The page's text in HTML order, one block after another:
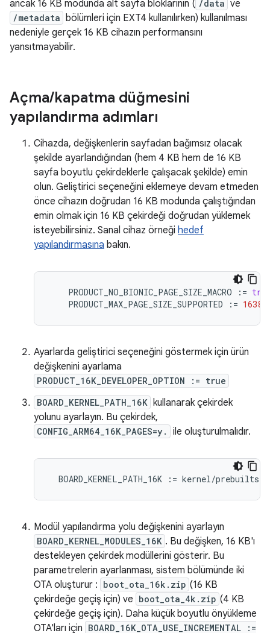
ancak 16 KB modunda alt sayfa bloklarının ( /data ve
/metadata bölümleri için EXT4 kullanılırken) kullanılması
nedeniyle gerçek 16 KB cihazın performansını
yansıtmayabilir.
Açma/kapatma düğmesini
yapılandırma adımları
Cihazda, değişkenlerin sayfadan bağımsız olacak
şekilde ayarlandığından (hem 4 KB hem de 16 KB
sayfa boyutlu çekirdeklerle çalışacak şekilde) emin
olun. Geliştirici seçeneğini eklemeye devam etmeden
önce cihazın doğrudan 16 KB modunda çalıştığından
emin olmak için 16 KB çekirdeği doğrudan yüklemek
isteyebilirsiniz. Sanal cihaz örneği hedef
yapılandırmasına bakın.
PRODUCT_NO_BIONIC_PAGE_SIZE_MACRO : =
PRODUCT_MAX_PAGE_SIZE_SUPPORTED
: = 16384
Ayarlarda geliştirici seçeneğini göstermek için ürün
değişkenini ayarlama
PRODUCT_16K_DEVELOPER_OPTION := true
BOARD_KERNEL_PATH_16K kullanarak çekirdek
yolunu ayarlayın. Bu çekirdek,
CONFIG_ARM64_16K_PAGES=y. ile oluşturulmalıdır.
BOARD_KERNEL_PATH_16K : = kernel/prebuilts/
Modül yapılandırma yolu değişkenini ayarlayın
BOARD_KERNEL_MODULES_16K . Bu değişken, 16 KB'ı
destekleyen çekirdek modüllerini gösterir. Bu
parametrelerin ayarlanması, sistem bölümünde iki
OTA oluşturur : boot_ota_16k.zip (16 KB
çekirdeğe geçiş için) ve boot_ota_4k.zip (4 KB
çekirdeğe geçiş için). Daha küçük boyutlu önyükleme
OTA'ları için BOARD_16K_OTA_USE_INCREMENTAL :=